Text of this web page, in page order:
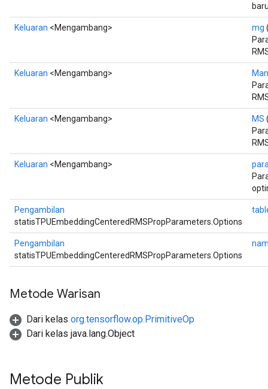
Keluaran <Mengambang> mg
Keluaran <Mengambang>
Keluaran <Mengambang> MS
Keluaran <Mengambang>
Pengambilan
statisTPUEmbeddingCenteredRMSPropParameters.Options
Pengambilan
statisTPUEmbeddingCenteredRMSPropParameters.Options
Metode Warisan
Dari kelas org.tensorflow.op.PrimitiveOp
Dari kelas java.lang.Object
Metode Publik